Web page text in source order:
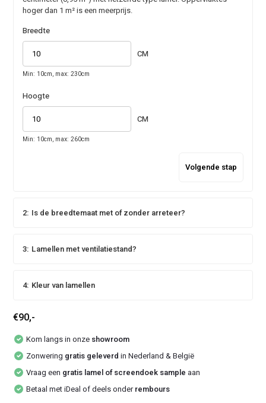
hoger dan 1 m² is een meerprijs.
Breedte
CM
Min: 10cm, max: 230cm
Hoogte
CM
Min: 10cm, max: 260cm
Volgende stap
2: Is de breedtemaat met of zonder arreteer?
3: Lamellen met ventilatiestand?
4: Kleur van lamellen
€90,-
Kom langs in onze showroom
Zonwering gratis geleverd in Nederland & België
Vraag een gratis lamel of screendoek sample aan
Betaal met iDeal of deels onderrembours